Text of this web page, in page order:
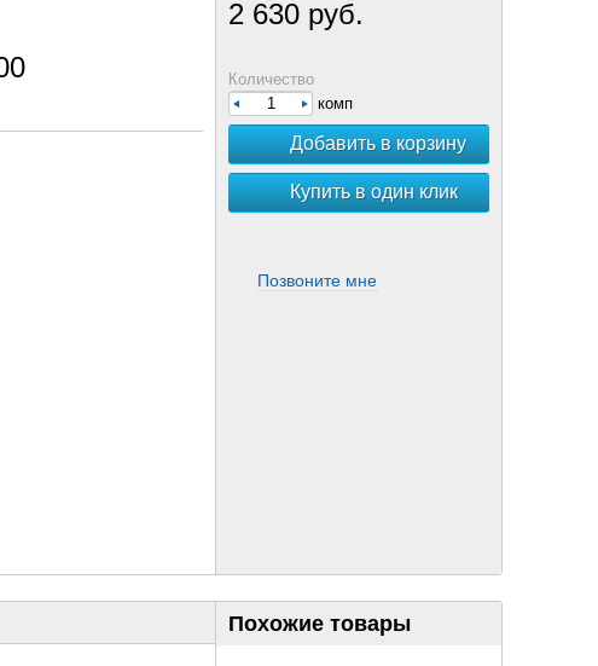
2 630 руб.
Количество
комп
Добавить в корзину
Купить в один клик
Позвоните мне
Похожие товары